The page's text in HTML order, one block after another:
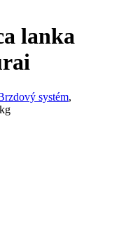
lanka
systém,